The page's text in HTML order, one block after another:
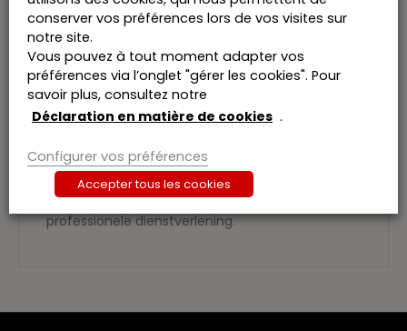
• BTW wetboek, inclusief uitvoeringsbesluiten
• Successierechten Vlaanderen, Brussel en
• Registratierechten Vlaanderen, Brussel en
Wallonië
• IPR
• …
Het kantoor
Tiberghien Advocaten
fiscaal advocatenkantoor. Estate Planning en
adviezen inzake vermogensplanning,
patrimoniumbeheer, … maken deel uit van de
professionele dienstverlening.
conserver vos préférences lors de vos visites sur
notre site.
Vous pouvez à tout moment adapter vos
préférences via l’onglet "gérer les cookies". Pour
savoir plus, consultez notre
Déclaration en matière de cookies .
Configurer vos préférences
Accepter tous les cookies